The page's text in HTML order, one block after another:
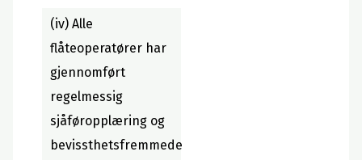
(iv) Alle
flåteoperatører har
gjennomført
regelmessig
sjåføropplæring og
bevissthetsfremmede